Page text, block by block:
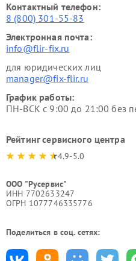
Контактный телефон:
8 (800) 301-55-83
Электронная почта:
info@flir-fix.ru
для юридических лиц
manager@fix-flir.ru
График работы:
ПН-ВСК с 9:00 до 21:00 без
Рейтинг сервисного центра
4.9-5.0
ООО "Русервис"
ИНН 7702633247
ОГРН 1077746335776
Поделиться в соц. сетях: